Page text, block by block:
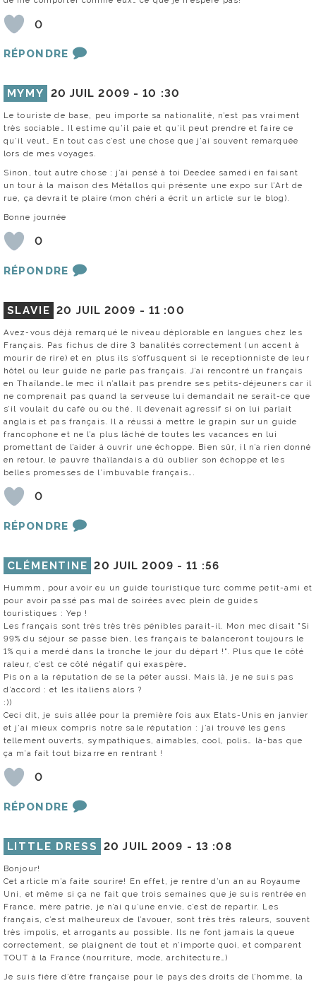
0
RÉPONDRE
MYMY 20 JUIL 2009 -10 :30
Le touriste de base, peu importe sa nationalité, n’est pas vraiment
très sociable… Il estime qu’il paie et qu’il peut prendre et faire ce
qu’il veut… En tout cas c’est une chose que j’ai souvent remarquée
lors de mes voyages.
Sinon, tout autre chose : j’ai pensé à toi Deedee samedi en faisant
un tour à la maison des Métallos qui présente une expo sur l’Art de
rue, ça devrait te plaire (mon chéri a écrit un article sur le blog).
Bonne journée
0
RÉPONDRE
SLAVIE 20 JUIL 2009 - 11 :00
Avez-vous déjà remarqué le niveau déplorable en langues chez les
Français. Pas fichus de dire 3 banalités correctement (un accent à
mourir de rire) et en plus ils s’offusquent si le receptionniste de leur
hôtel ou leur guide ne parle pas français. J’ai rencontré un français
en Thaïlande…le mec il n’allait pas prendre ses petits-déjeuners car il
ne comprenait pas quand la serveuse lui demandait ne serait-ce que
s’il voulait du café ou ou thé. Il devenait agressif si on lui parlait
anglais et pas français. Il a réussi à mettre le grapin sur un guide
francophone et ne l’a plus lâché de toutes les vacances en lui
promettant de l’aider à ouvrir une échoppe. Bien sûr, il n’a rien donné
en retour, le pauvre thaïlandais a dû oublier son échoppe et les
belles promesses de l’imbuvable français….
0
RÉPONDRE
CLÉMENTINE 20 JUIL 2009 -11 :56
Hummm, pour avoir eu un guide touristique turc comme petit-ami et
pour avoir passé pas mal de soirées avec plein de guides
touristiques : Yep !
Les français sont très très très pénibles parait-il. Mon mec disait "Si
99% du séjour se passe bien, les français te balanceront toujours le
1% qui a merdé dans la tronche le jour du départ !". Plus que le côté
raleur, c’est ce côté négatif qui exaspère…
Pis on a la réputation de se la péter aussi. Mais là, je ne suis pas
d’accord : et les italiens alors ?
:))
Ceci dit, je suis allée pour la première fois aux Etats-Unis en janvier
et j’ai mieux compris notre sale réputation : j’ai trouvé les gens
tellement ouverts, sympathiques, aimables, cool, polis… là-bas que
ça m’a fait tout bizarre en rentrant !
0
RÉPONDRE
LITTLE DRESS 20 JUIL 2009 - 13 :08
Bonjour!
Cet article m’a faite sourire! En effet, je rentre d’un an au Royaume
Uni, et même si ça ne fait que trois semaines que je suis rentrée en
France, mère patrie, je n’ai qu’une envie, c’est de repartir. Les
français, c’est malheureux de l’avouer, sont très très raleurs, souvent
très impolis, et arrogants au possible. Ils ne font jamais la queue
correctement, se plaignent de tout et n’importe quoi, et comparent
TOUT à la France (nourriture, mode, architecture…)
Je suis fière d’être française pour le pays des droits de l’homme, la